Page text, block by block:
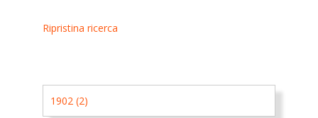
Ripristina ricerca
1902 (2)